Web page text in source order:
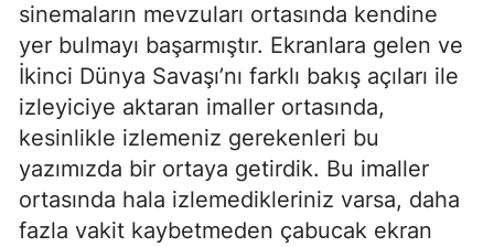
sinemaların mevzuları ortasında kendine
yer bulmayı başarmıştır. Ekranlara gelen ve
İkinci Dünya Savaşı’nı farklı bakış açıları ile
izleyiciye aktaran imaller ortasında,
kesinlikle izlemeniz gerekenleri bu
yazımızda bir ortaya getirdik. Bu imaller
ortasında hala izlemedikleriniz varsa, daha
fazla vakit kaybetmeden çabucak ekran